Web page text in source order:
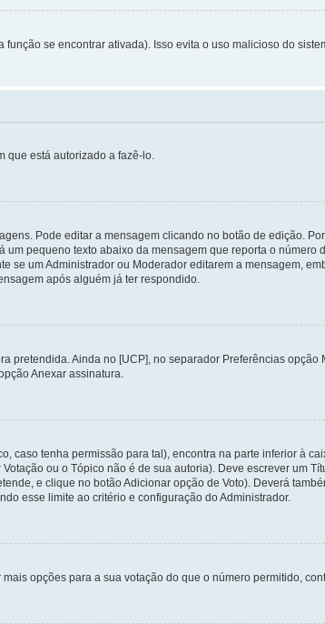
se encontrar ativada). Isso evita o uso malicioso do
que está autorizado a fazê-lo.
Pode editar a mensagem clicando no botão de edição.
pequeno texto abaixo da mensagem que reporta o número
um Administrador ou Moderador editarem a mensagem,
após alguém já ter respondido.
pretendida. Ainda no [UCP], no separador Preferências
Anexar assinatura.
caso tenha permissão para tal), encontra na parte inferior à
ou o Tópico não é de sua autoria). Deve escrever um
e clique no botão Adicionar opção de Voto). Deverá
esse limite ao critério e configuração do Administrador.
opções para a sua votação do que o número permitido,